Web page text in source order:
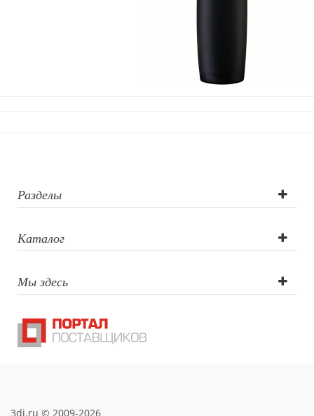
Разделы
Каталог
Мы здесь
3di.ru © 2009-2026